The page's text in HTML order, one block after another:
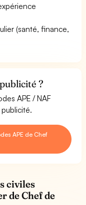
(santé, finance,
?
APE / NAF
APE de Chef
civiles
de Chef de